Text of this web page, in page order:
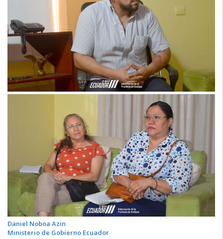
Daniel Noboa Azin
Ministerio de Gobierno Ecuador